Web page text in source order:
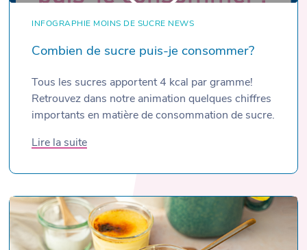
INFOGRAPHIE MOINS DE SUCRE NEWS
Combien de sucre puis-je consommer?
Tous les sucres apportent 4 kcal par gramme!
Retrouvez dans notre animation quelques chiffres
importants en matière de consommation de sucre.
Lire la suite